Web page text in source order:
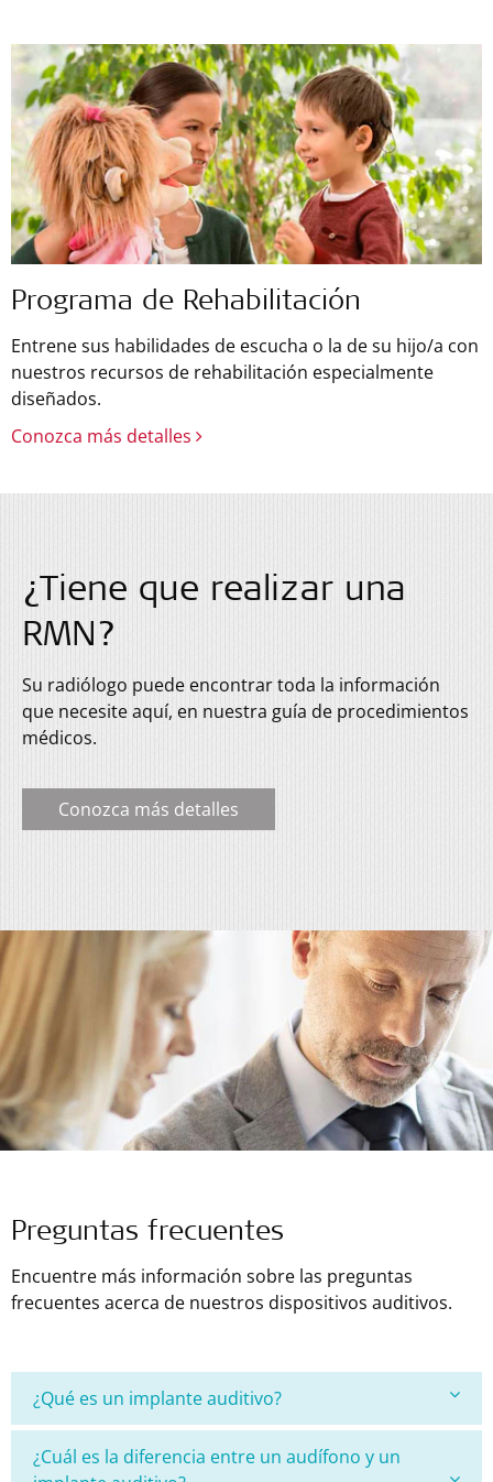
Programa de Rehabilitación
Entrene sus habilidades de escucha o la de su hijo/a con
nuestros recursos de rehabilitación especialmente
diseñados.
Conozca más detalles
¿Tiene que realizar una
RMN?
Su radiólogo puede encontrar toda la información
que necesite aquí, en nuestra guía de procedimientos
médicos.
Conozca más detalles
Preguntas frecuentes
Encuentre más información sobre las preguntas
frecuentes acerca de nuestros dispositivos auditivos.
¿Qué es un implante auditivo?
¿Cuál es la diferencia entre un audífono y un